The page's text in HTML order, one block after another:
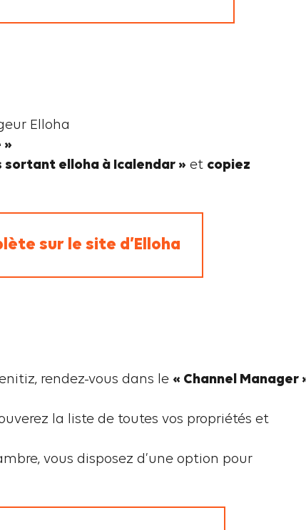
Elloha
»
sortant elloha à Icalendar » et copiez
sur le site d’Elloha
rendez-vous dans le « Channel Manager
la liste de toutes vos propriétés et
vous disposez d’une option pour